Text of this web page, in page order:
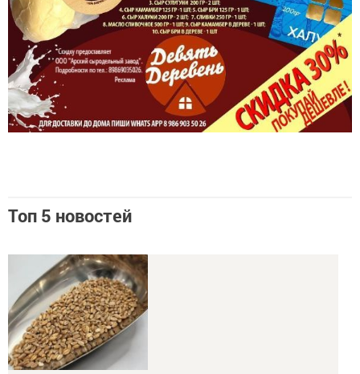
В Татарстане специалисты провели первые исследования пшеницы